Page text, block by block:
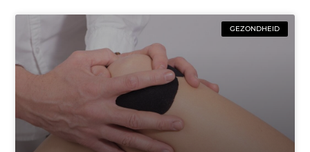
GEZONDHEID